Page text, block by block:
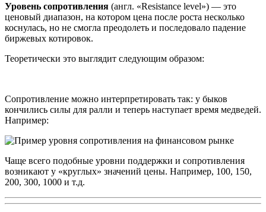
Уровень сопротивления (англ. «Resistance level») — это
ценовый диапазон, на котором цена после роста несколько
коснулась, но не смогла преодолеть и последовало падение
биржевых котировок.
Теоретически это выглядит следующим образом:
Сопротивление можно интерпретировать так: у быков
кончились силы для ралли и теперь наступает время медведей.
Например:
Чаще всего подобные уровни поддержки и сопротивления
возникают у «круглых» значений цены. Например, 100, 150,
200, 300, 1000 и т.д.